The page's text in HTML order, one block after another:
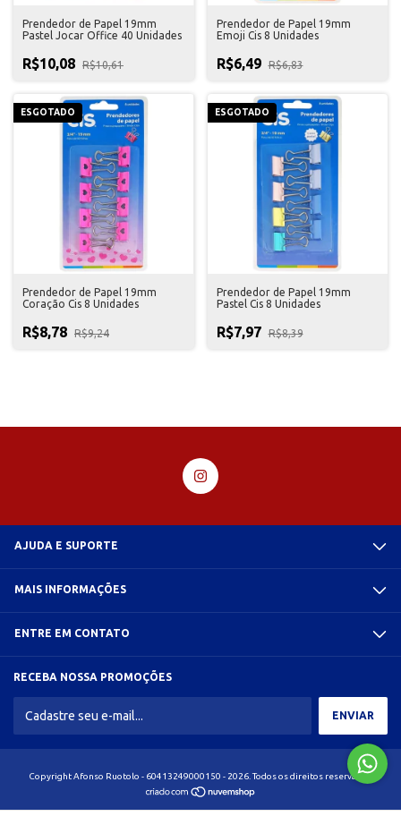
Prendedor de Papel 19mm
Pastel Jocar Office 40 Unidades
R$10,08 R$10,61
Prendedor de Papel 19mm
Emoji Cis 8 Unidades
R$6,49 R$6,83
ESGOTADO
Prendedor de Papel 19mm
Coração Cis 8 Unidades
R$8,78 R$9,24
ESGOTADO
Prendedor de Papel 19mm
Pastel Cis 8 Unidades
R$7,97 R$8,39
AJUDA E SUPORTE
MAIS INFORMAÇÕES
ENTRE EM CONTATO
RECEBA NOSSA PROMOÇÕES
Copyright Afonso Ruotolo - 60413249000150 - 2026. Todos os direitos reservados.